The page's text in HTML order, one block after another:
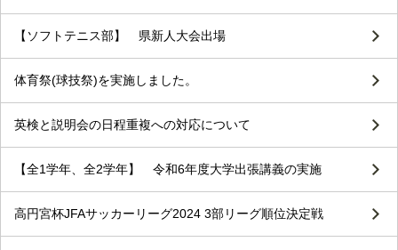
【ソフトテニス部】 県新人大会出場
体育祭(球技祭)を実施しました。
英検と説明会の日程重複への対応について
【全1学年、全2学年】 令和6年度大学出張講義の実施
高円宮杯JFAサッカーリーグ2024 3部リーグ順位決定戦